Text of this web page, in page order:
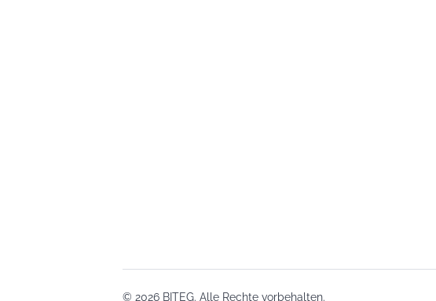
© 2026 BITEG. Alle Rechte vorbehalten.